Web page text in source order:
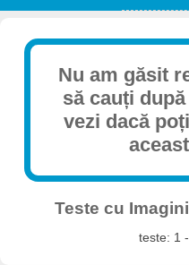
Nu am găsit
să cauți
vezi dacă
Teste cu
teste: 1